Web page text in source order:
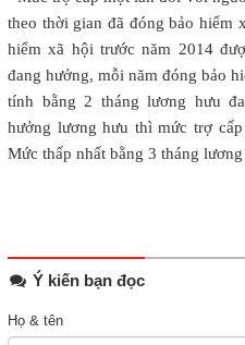
theo thời gian đã đóng bảo hiểm
hiểm xã hội trước năm 2014
đang hưởng, mỗi năm đóng bảo
tính bằng 2 tháng lương hưu
hưởng lương hưu thì mức trợ
Mức thấp nhất bằng 3 tháng
Ý kiến bạn đọc
Họ & tên